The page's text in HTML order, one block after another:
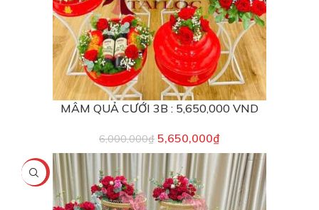
MÂM QUẢ CƯỚI 3B : 5,650,000 VND
6,000,000₫ 5,650,000₫
-12%